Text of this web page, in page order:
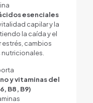
esenciales
capilar y la
la caída y el
cambios
y vitaminas del
B8, B9)